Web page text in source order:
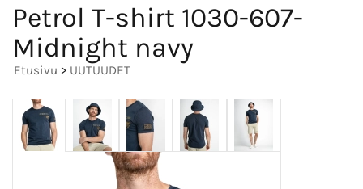
Petrol T-shirt 1030-607-
Midnight navy
Etusivu > UUTUUDET